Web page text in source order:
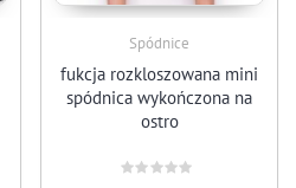
Spódnice
fukcja rozkloszowana mini
spódnica wykończona na
ostro